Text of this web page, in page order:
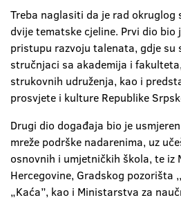
Treba naglasiti da je rad okruglog
dvije tematske cjeline. Prvi dio bio
pristupu razvoju talenata, gdje su
stručnjaci sa akademija i
strukovnih udruženja, kao i
prosvjete i kulture Republike
Drugi dio događaja bio je
mreže podrške nadarenima, uz
osnovnih i umjetničkih škola, te iz
Hercegovine, Gradskog pozorišta
„Kaća”, kao i Ministarstva za